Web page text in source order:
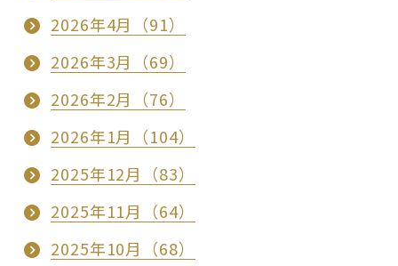
2026年4月（91）
2026年3月（69）
2026年2月（76）
2026年1月（104）
2025年12月（83）
2025年11月（64）
2025年10月（68）